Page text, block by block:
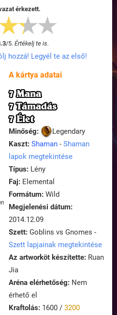
érkezett.
/5. Értékelj te is.
hozzá! Legyél te az első!
A kártya adatai
7 Mana
7 Támadás
7 Élet
Minőség:
Legendary
Kaszt: Shaman - Shaman
lapok megtekintése
Típus: Lény
Faj: Elemental
Formátum: Wild
Megjelenési dátum:
2014.12.09
Szett: Goblins vs Gnomes -
Szett lapjainak megtekintése
Az artworköt készítette: Ruan
Jia
Aréna elérhetőség: Nem
érhető el
Kraftolás: 1600 / 3200